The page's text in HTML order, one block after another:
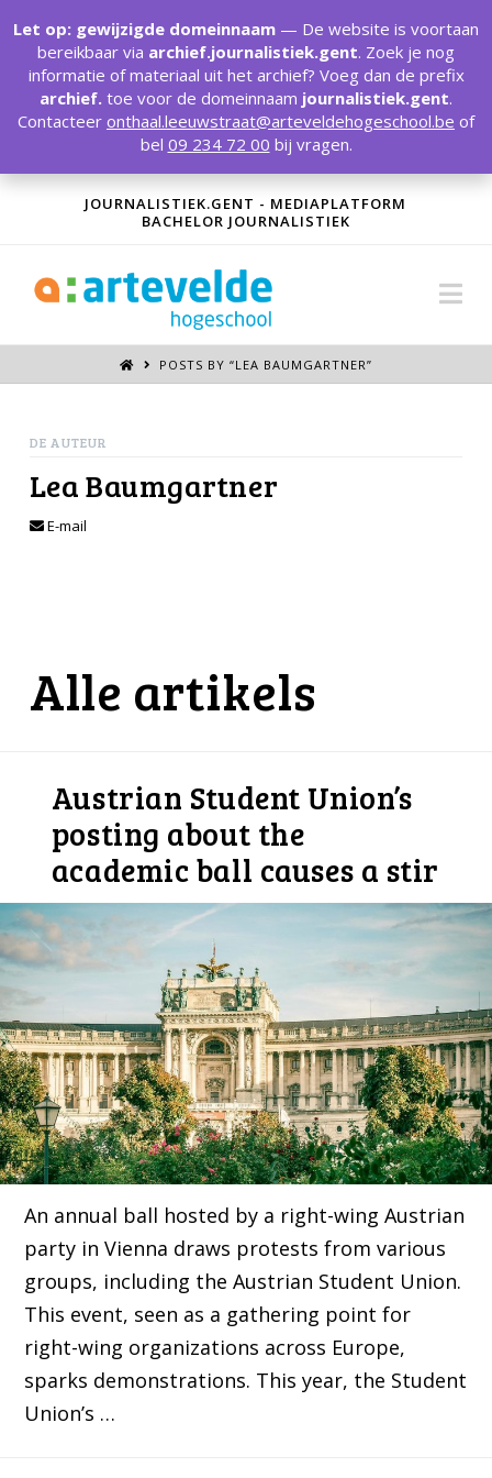
JOURNALISTIEK.GENT - MEDIAPLATFORM
BACHELOR JOURNALISTIEK
POSTS BY “LEA BAUMGARTNER”
DE AUTEUR
Lea Baumgartner
E-mail
Alle artikels
Austrian Student Union’s
posting about the
academic ball causes a stir
An annual ball hosted by a right-wing Austrian
party in Vienna draws protests from various
groups, including the Austrian Student Union.
This event, seen as a gathering point for
right-wing organizations across Europe,
sparks demonstrations. This year, the Student
Union’s …
Let op: gewijzigde domeinnaam — De website is voortaan
bereikbaar via archief.journalistiek.gent. Zoek je nog
informatie of materiaal uit het archief? Voeg dan de prefix
archief. toe voor de domeinnaam journalistiek.gent.
Contacteer onthaal.leeuwstraat@arteveldehogeschool.be of
bel 09 234 72 00 bij vragen.